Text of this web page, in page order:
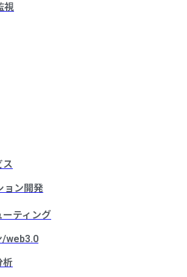
視
ス
ョン開発
ティング
/web3.0
析